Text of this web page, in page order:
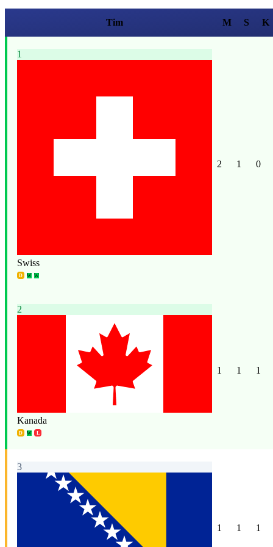
Tim M S K
1
Swiss
D W W
2 1 0
2
Kanada
D W L
1 1 1
3
1 1 1